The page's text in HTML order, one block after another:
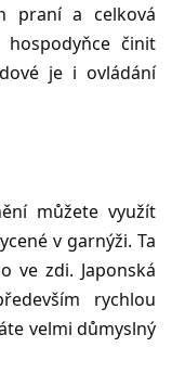
praní a celková
činit
je i ovládání
můžete využít
v garnýži. Ta
ve zdi. Japonská
rychlou
velmi důmyslný